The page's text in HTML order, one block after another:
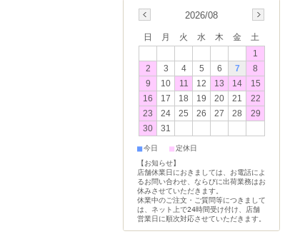
2026/08
日 月 火 水 木 金
土
1
2
3 4 5 6 7
8
9
10 11 12 13 14
15
16
17 18 19 20 21
22
23
24 25 26 27 28
29
30
31
■今日 ■定休日
【お知らせ】
店舗休業日におきましては、お電話によ
るお問い合わせ、ならびに出荷業務はお
休みさせていただきます。
休業中のご注文・ご質問等につきまして
は、ネット上で24時間受け付け、店舗
営業日に順次対応させていただきます。